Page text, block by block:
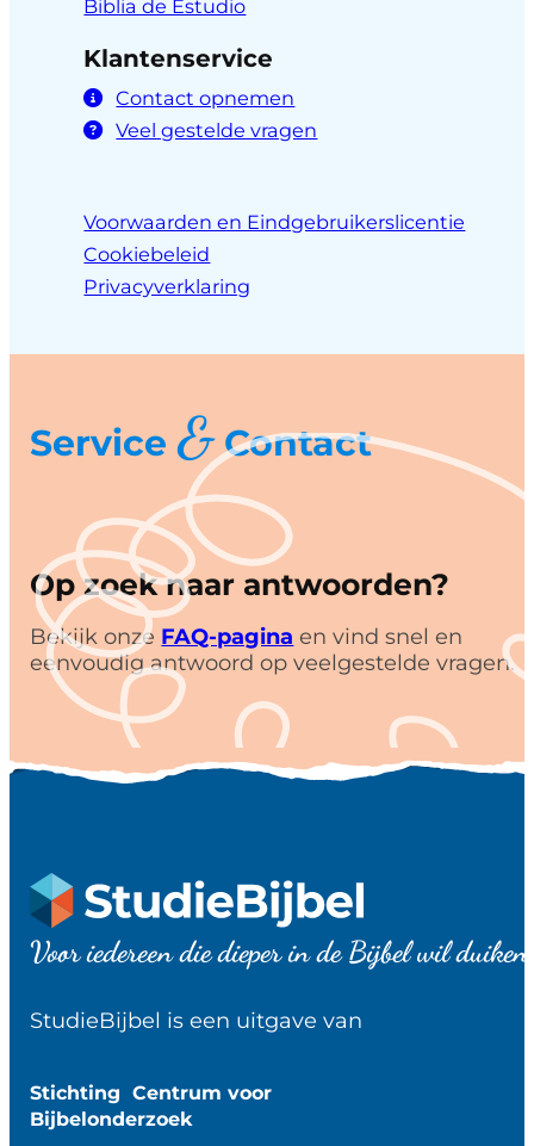
Biblia de Estudio
Klantenservice
Contact opnemen
Veel gestelde vragen
Voorwaarden en Eindgebruikerslicentie
Cookiebeleid
Privacyverklaring
Service&Contact
Op zoek naar antwoorden?
Bekijk onze FAQ-pagina en vind snel en
eenvoudig antwoord op veelgestelde vragen.
Voor iedereen die dieper in de Bijbel wil
StudieBijbel is een uitgave van
Stichting Centrum voor
Bijbelonderzoek